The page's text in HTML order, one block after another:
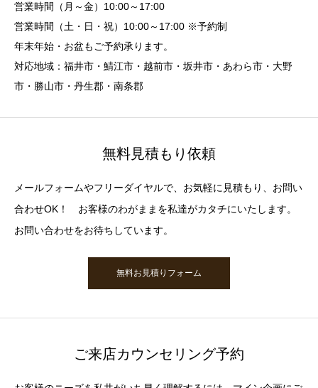
営業時間（月～金）10:00～17:00
営業時間（土・日・祝）10:00～17:00 ※予約制
年末年始・お盆もご予約承ります。
対応地域：福井市・鯖江市・越前市・坂井市・あわら市・大野
市・勝山市・丹生郡・南条郡
無料見積もり依頼
メールフォームやフリーダイヤルで、お気軽に見積もり、お問い
合わせOK！ お客様のわがままを私達がカタチにいたします。
お問い合わせをお待ちしています。
無料お見積りフォーム
ご来店カウンセリング予約